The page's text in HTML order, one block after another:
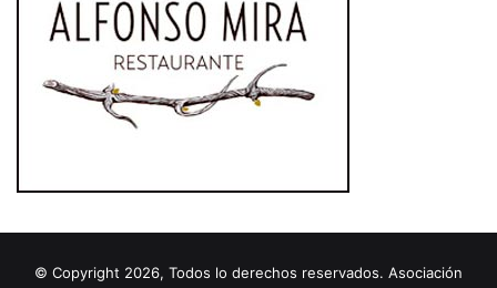
© Copyright 2026, Todos lo derechos reservados. Asociación